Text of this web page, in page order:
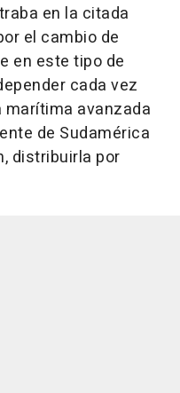
en la citada
el cambio de
en este tipo de
cada vez
avanzada
de Sudamérica
distribuirla por